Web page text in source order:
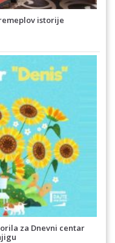
istorije
za Dnevni centar